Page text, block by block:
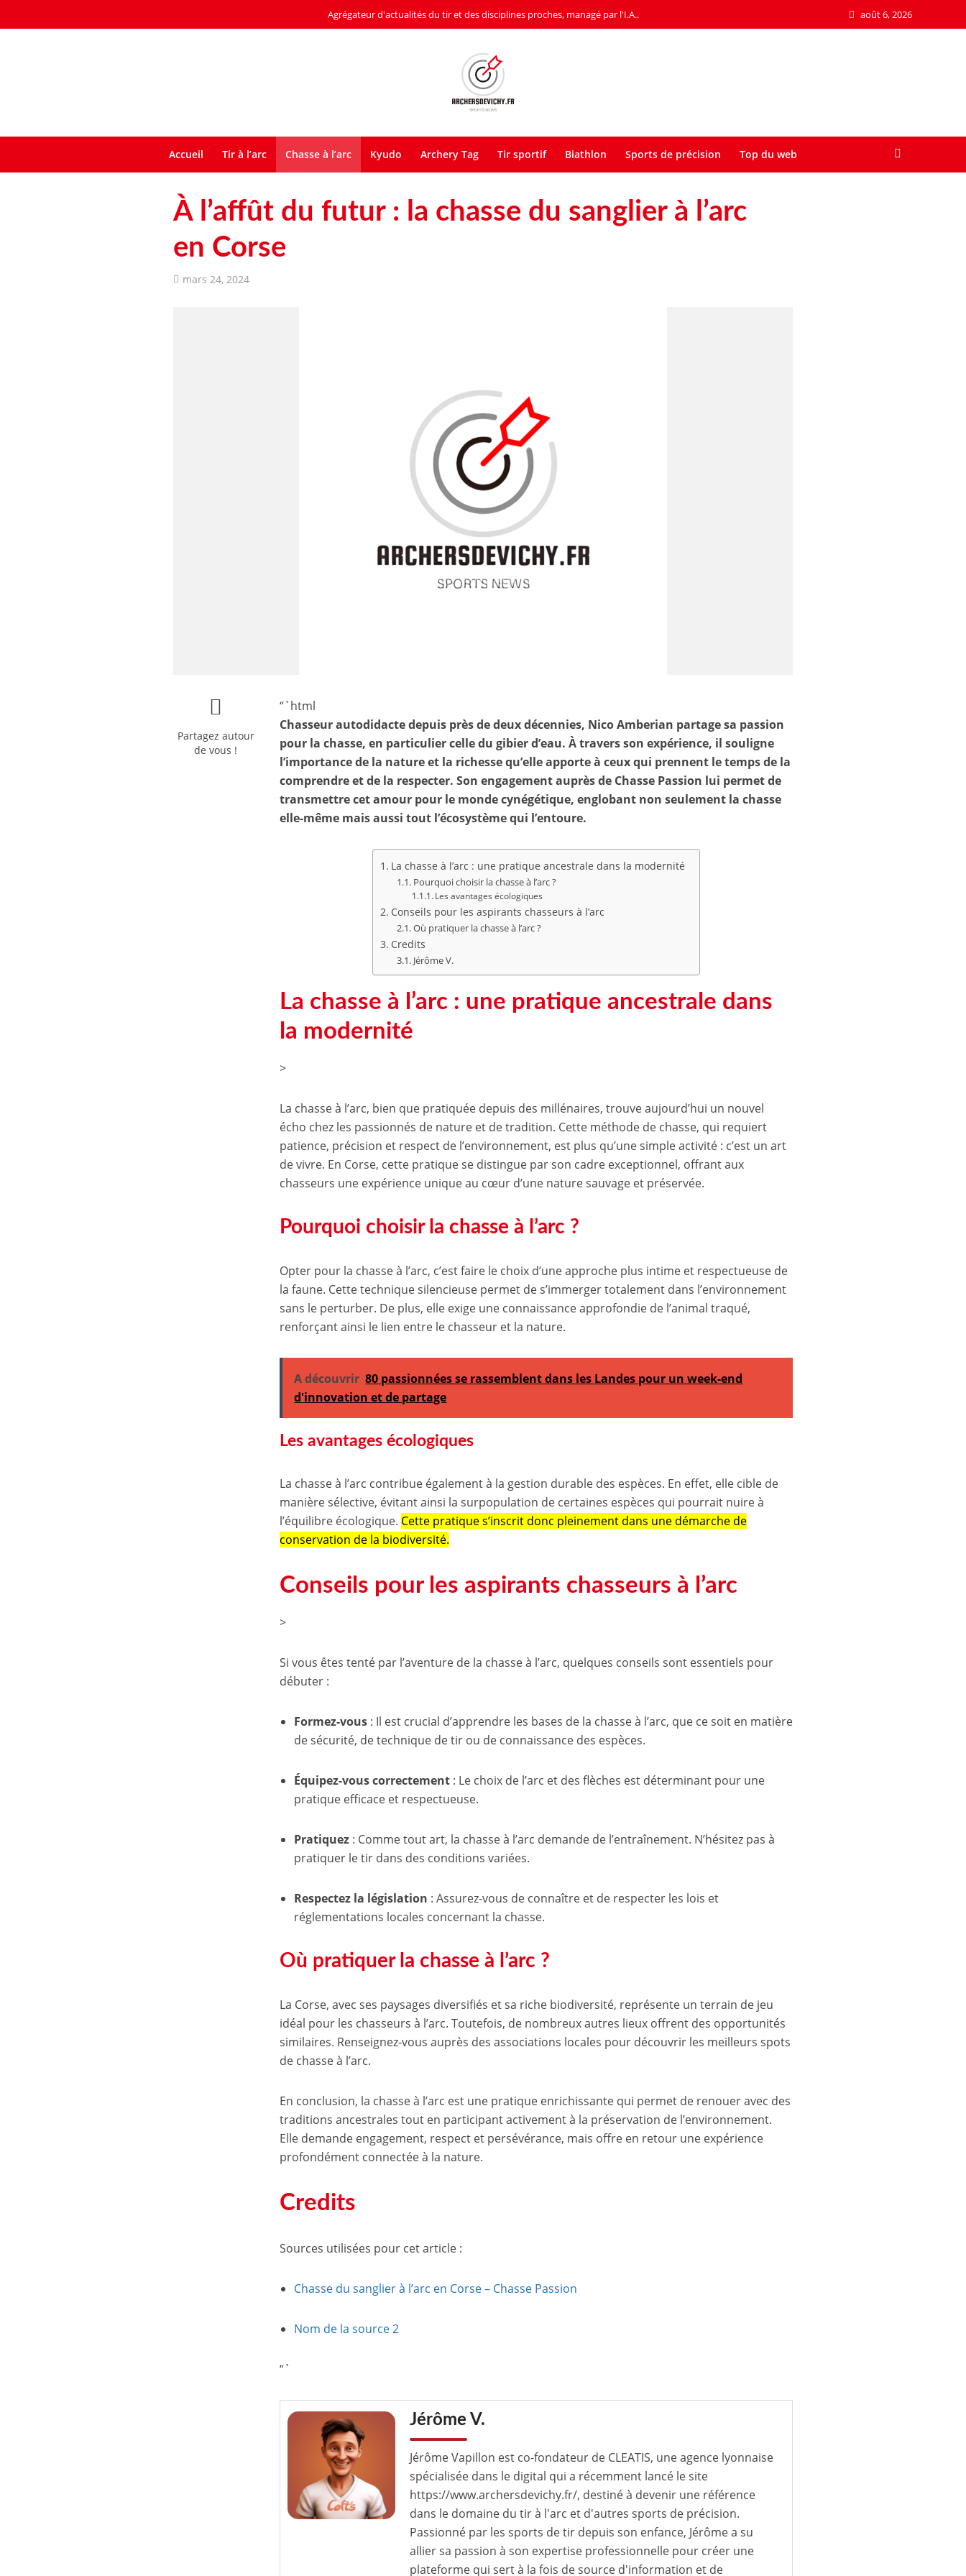
août 6, 2026
Agrégateur d'actualités du tir et des disciplines proches, managé par l'I.A..
Accueil Tir à l’arc Chasse à l’arc Kyudo Archery Tag Tir sportif Biathlon Sports de précision Top du web
À l’affût du futur : la chasse du sanglier à l’arc
en Corse
mars 24, 2024
Partagez autour
de vous !
“`html
Chasseur autodidacte depuis près de deux décennies, Nico Amberian partage sa passion
pour la chasse, en particulier celle du gibier d’eau. À travers son expérience, il souligne
l’importance de la nature et la richesse qu’elle apporte à ceux qui prennent le temps de la
comprendre et de la respecter. Son engagement auprès de Chasse Passion lui permet de
transmettre cet amour pour le monde cynégétique, englobant non seulement la chasse
elle-même mais aussi tout l’écosystème qui l’entoure.
La chasse à l’arc : une pratique ancestrale dans la modernité
Pourquoi choisir la chasse à l’arc ?
Les avantages écologiques
Conseils pour les aspirants chasseurs à l’arc
Où pratiquer la chasse à l’arc ?
Credits
Jérôme V.
La chasse à l’arc : une pratique ancestrale dans
la modernité
>
La chasse à l’arc, bien que pratiquée depuis des millénaires, trouve aujourd’hui un nouvel
écho chez les passionnés de nature et de tradition. Cette méthode de chasse, qui requiert
patience, précision et respect de l’environnement, est plus qu’une simple activité : c’est un art
de vivre. En Corse, cette pratique se distingue par son cadre exceptionnel, offrant aux
chasseurs une expérience unique au cœur d’une nature sauvage et préservée.
Pourquoi choisir la chasse à l’arc ?
Opter pour la chasse à l’arc, c’est faire le choix d’une approche plus intime et respectueuse de
la faune. Cette technique silencieuse permet de s’immerger totalement dans l’environnement
sans le perturber. De plus, elle exige une connaissance approfondie de l’animal traqué,
renforçant ainsi le lien entre le chasseur et la nature.
A découvrir 80 passionnées se rassemblent dans les Landes pour un week-end
d'innovation et de partage
Les avantages écologiques
La chasse à l’arc contribue également à la gestion durable des espèces. En effet, elle cible de
manière sélective, évitant ainsi la surpopulation de certaines espèces qui pourrait nuire à
l’équilibre écologique. Cette pratique s’inscrit donc pleinement dans une démarche de
conservation de la biodiversité.
Conseils pour les aspirants chasseurs à l’arc
>
Si vous êtes tenté par l’aventure de la chasse à l’arc, quelques conseils sont essentiels pour
débuter :
Formez-vous : Il est crucial d’apprendre les bases de la chasse à l’arc, que ce soit en matière
de sécurité, de technique de tir ou de connaissance des espèces.
Équipez-vous correctement : Le choix de l’arc et des flèches est déterminant pour une
pratique efficace et respectueuse.
Pratiquez : Comme tout art, la chasse à l’arc demande de l’entraînement. N’hésitez pas à
pratiquer le tir dans des conditions variées.
Respectez la législation : Assurez-vous de connaître et de respecter les lois et
réglementations locales concernant la chasse.
Où pratiquer la chasse à l’arc ?
La Corse, avec ses paysages diversifiés et sa riche biodiversité, représente un terrain de jeu
idéal pour les chasseurs à l’arc. Toutefois, de nombreux autres lieux offrent des opportunités
similaires. Renseignez-vous auprès des associations locales pour découvrir les meilleurs spots
de chasse à l’arc.
En conclusion, la chasse à l’arc est une pratique enrichissante qui permet de renouer avec des
traditions ancestrales tout en participant activement à la préservation de l’environnement.
Elle demande engagement, respect et persévérance, mais offre en retour une expérience
profondément connectée à la nature.
Credits
Sources utilisées pour cet article :
Chasse du sanglier à l’arc en Corse – Chasse Passion
Nom de la source 2
“`
Jérôme V.
Jérôme Vapillon est co-fondateur de CLEATIS, une agence lyonnaise
spécialisée dans le digital qui a récemment lancé le site
https://www.archersdevichy.fr/, destiné à devenir une référence
dans le domaine du tir à l'arc et d'autres sports de précision.
Passionné par les sports de tir depuis son enfance, Jérôme a su
allier sa passion à son expertise professionnelle pour créer une
plateforme qui sert à la fois de source d'information et de